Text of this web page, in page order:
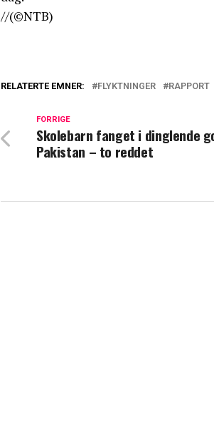
//(©NTB)
RELATERTE EMNER: FLYKTNINGER RAPPORT
FORRIGE
Skolebarn fanget i dinglende
Pakistan – to reddet